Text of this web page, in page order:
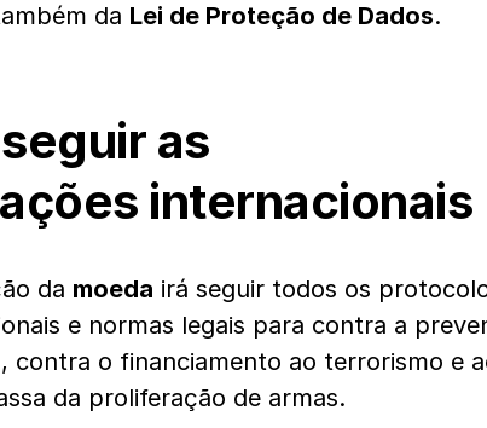
da Lei de Proteção de Dados.
as
internacionais
da moeda irá seguir todos os
e normas legais para contra a
, contra o financiamento ao terrorismo e
da proliferação de armas.